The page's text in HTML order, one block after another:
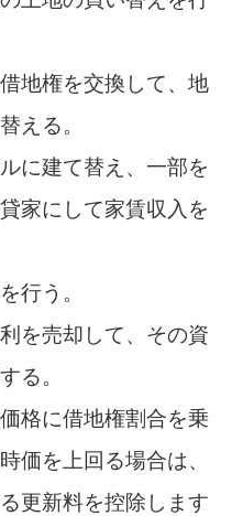
地権を交換して、地
える。
に建て替え、一部を
家にして家賃収入を
行う。
を売却して、その資
る。
格に借地権割合を乗
価を上回る場合は、
更新料を控除します